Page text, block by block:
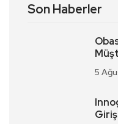
Son Haberler
5